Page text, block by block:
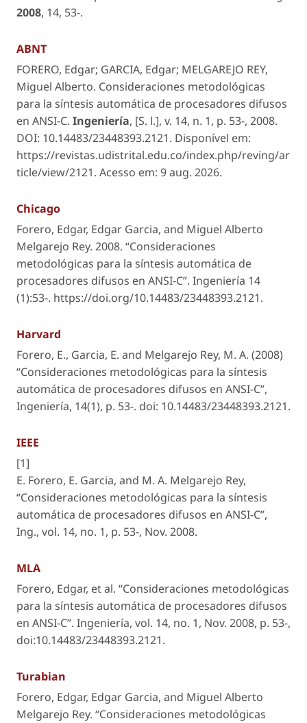
2008, 14, 53-.
ABNT
FORERO, Edgar; GARCIA, Edgar; MELGAREJO REY,
Miguel Alberto. Consideraciones metodológicas
para la síntesis automática de procesadores difusos
en ANSI-C. Ingeniería, [S. l.], v. 14, n. 1, p. 53-, 2008.
DOI: 10.14483/23448393.2121. Disponível em:
https://revistas.udistrital.edu.co/index.php/reving/ar
ticle/view/2121. Acesso em: 9 aug. 2026.
Chicago
Forero, Edgar, Edgar Garcia, and Miguel Alberto
Melgarejo Rey. 2008. “Consideraciones
metodológicas para la síntesis automática de
procesadores difusos en ANSI-C”. Ingeniería 14
(1):53-. https://doi.org/10.14483/23448393.2121.
Harvard
Forero, E., Garcia, E. and Melgarejo Rey, M. A. (2008)
“Consideraciones metodológicas para la síntesis
automática de procesadores difusos en ANSI-C”,
Ingeniería, 14(1), p. 53-. doi: 10.14483/23448393.2121.
IEEE
[1]
E. Forero, E. Garcia, and M. A. Melgarejo Rey,
“Consideraciones metodológicas para la síntesis
automática de procesadores difusos en ANSI-C”,
Ing., vol. 14, no. 1, p. 53-, Nov. 2008.
MLA
Forero, Edgar, et al. “Consideraciones metodológicas
para la síntesis automática de procesadores difusos
en ANSI-C”. Ingeniería, vol. 14, no. 1, Nov. 2008, p. 53-,
doi:10.14483/23448393.2121.
Turabian
Forero, Edgar, Edgar Garcia, and Miguel Alberto
Melgarejo Rey. “Consideraciones metodológicas